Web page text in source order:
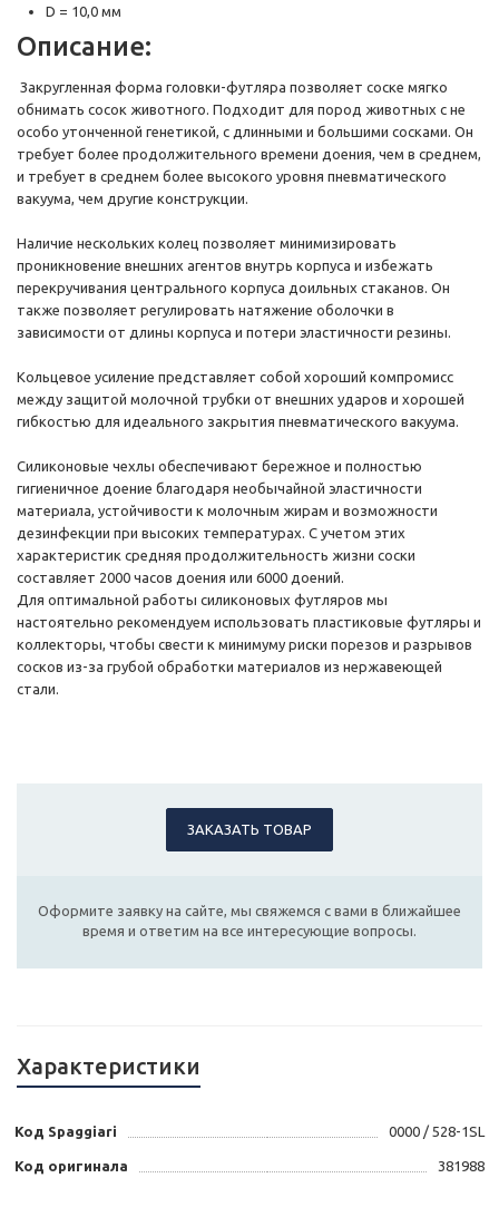
D = 10,0 мм
Описание:
Закругленная форма головки-футляра позволяет соске мягко
обнимать сосок животного. Подходит для пород животных с не
особо утонченной генетикой, с длинными и большими сосками. Он
требует более продолжительного времени доения, чем в среднем,
и требует в среднем более высокого уровня пневматического
вакуума, чем другие конструкции.
Наличие нескольких колец позволяет минимизировать
проникновение внешних агентов внутрь корпуса и избежать
перекручивания центрального корпуса доильных стаканов. Он
также позволяет регулировать натяжение оболочки в
зависимости от длины корпуса и потери эластичности резины.
Кольцевое усиление представляет собой хороший компромисс
между защитой молочной трубки от внешних ударов и хорошей
гибкостью для идеального закрытия пневматического вакуума.
Силиконовые чехлы обеспечивают бережное и полностью
гигиеничное доение благодаря необычайной эластичности
материала, устойчивости к молочным жирам и возможности
дезинфекции при высоких температурах. С учетом этих
характеристик средняя продолжительность жизни соски
составляет 2000 часов доения или 6000 доений.
Для оптимальной работы силиконовых футляров мы
настоятельно рекомендуем использовать пластиковые футляры и
коллекторы, чтобы свести к минимуму риски порезов и разрывов
сосков из-за грубой обработки материалов из нержавеющей
стали.
ЗАКАЗАТЬ ТОВАР
Оформите заявку на сайте, мы свяжемся с вами в ближайшее
время и ответим на все интересующие вопросы.
Характеристики
Код Spaggiari 0000 / 528-1SL
Код оригинала 381988